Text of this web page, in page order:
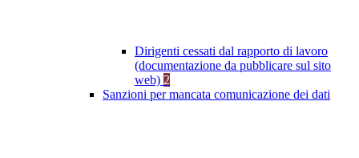
Dirigenti cessati dal rapporto di lavoro
(documentazione da pubblicare sul sito
web) 2
Sanzioni per mancata comunicazione dei dati